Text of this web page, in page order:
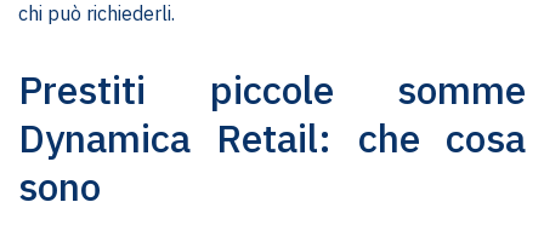
chi può richiederli.
Prestiti piccole somme
Dynamica Retail: che cosa
sono